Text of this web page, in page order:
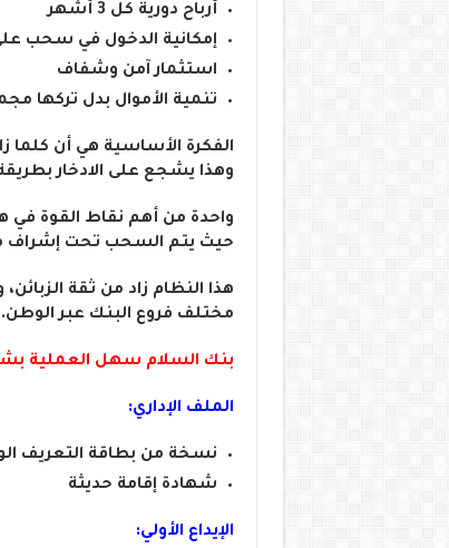
أرباح دورية كل 3 أشهر
إمكانية الدخول في سحب على
استثمار آمن وشفاف
تنمية الأموال بدل تركها
الفكرة الأساسية هي أن كلما
وهذا يشجع على الادخار
واحدة من أهم نقاط القوة في
حيث يتم السحب تحت إشراف
هذا النظام زاد من ثقة
مختلف فروع البنك عبر الوطن.
بنك السلام سهل العملية
الملف الإداري:
نسخة من بطاقة التعريف
شهادة إقامة حديثة
الإيداع الأولي: